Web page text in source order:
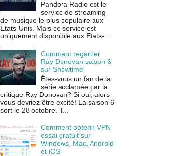
Pandora Radio est le
service de streaming
de musique le plus populaire aux
Etats-Unis. Mais ce service est
uniquement disponible aux Etats-...
Comment regarder
Ray Donovan saison 6
sur Showtime
Êtes-vous un fan de la
série acclamée par la
critique Ray Donovan? Si oui, alors
vous devriez être excité! La saison 6
sort le 28 octobre. T...
Comment obtenir VPN
essai gratuit sur
Windows, Mac, Android
et iOS